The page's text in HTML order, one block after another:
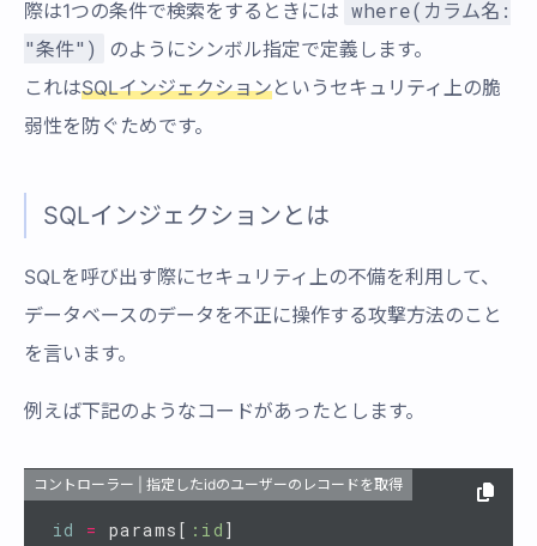
際は1つの条件で検索をするときには where(カラム名:
"条件")
のようにシンボル指定で定義します。
これはSQLインジェクションというセキュリティ上の脆
弱性を防ぐためです。
SQLインジェクションとは
SQLを呼び出す際にセキュリティ上の不備を利用して、
データベースのデータを不正に操作する攻撃方法のこと
を言います。
例えば下記のようなコードがあったとします。
コントローラー | 指定したidのユーザーのレコードを取得
id = params [ :id ]